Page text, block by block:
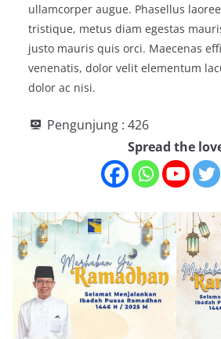
ullamcorper augue. Phasellus
tristique, metus diam egestas
justo mauris quis orci. Maecenas
venenatis, dolor velit elementum
dolor ac nisi.
Pengunjung : 426
Spread the